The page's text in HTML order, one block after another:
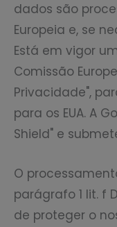
dados são
Europeia e, se
Está em vigor
Comissão
Privacidade",
para os EUA. A
Shield" e
O
parágrafo 1 lit. f
de proteger o